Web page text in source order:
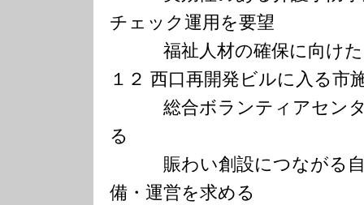
チェック運用を要望
福祉人材の確保に向けた
１２ 西口再開発ビルに入る市
総合ボランティアセンタ
る
賑わい創設につながる自
備・運営を求める